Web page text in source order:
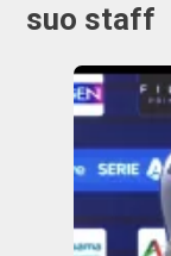
suo staff